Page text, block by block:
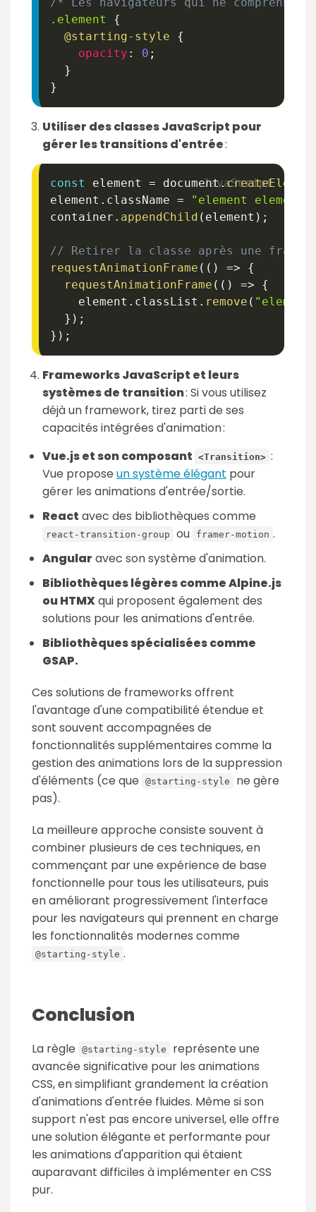
.element
{
@starting-style
{
opacity : 0 ;
}
}
Utiliser des classes JavaScript pour
gérer les transitions d'entrée:
const element = document.
element . className =
"element
container . appendChild ( element ) ;
// Retirer la classe après une frame
requestAnimationFrame ( ( ) =>
{
requestAnimationFrame ( ( ) =>
{
    element
. classList . remove (
} ) ;
} ) ;
Frameworks JavaScript et leurs
systèmes de transition: Si vous utilisez
déjà un framework, tirez parti de ses
capacités intégrées d'animation :
Vue.js et son composant <Transition> :
Vue propose un système élégant pour
gérer les animations d'entrée/sortie.
React avec des bibliothèques comme
react-transition-group ou framer-motion .
Angular avec son système d'animation.
Bibliothèques légères comme Alpine.js
ou HTMXqui proposent également des
solutions pour les animations d'entrée.
Bibliothèques spécialisées comme
GSAP.
Ces solutions de frameworks offrent
l'avantage d'une compatibilité étendue et
sont souvent accompagnées de
fonctionnalités supplémentaires comme la
gestion des animations lors de la suppression
d'éléments (ce que
@starting-style
ne gère
pas).
La meilleure approche consiste souvent à
combiner plusieurs de ces techniques, en
commençant par une expérience de base
fonctionnelle pour tous les utilisateurs, puis
en améliorant progressivement l'interface
pour les navigateurs qui prennent en charge
les fonctionnalités modernes comme
@starting-style .
Conclusion
La règle @starting-style
représente une
avancée significative pour les animations
CSS, en simplifiant grandement la création
d'animations d'entrée fluides. Même si son
support n'est pas encore universel, elle offre
une solution élégante et performante pour
les animations d'apparition qui étaient
auparavant difficiles à implémenter en CSS
pur.